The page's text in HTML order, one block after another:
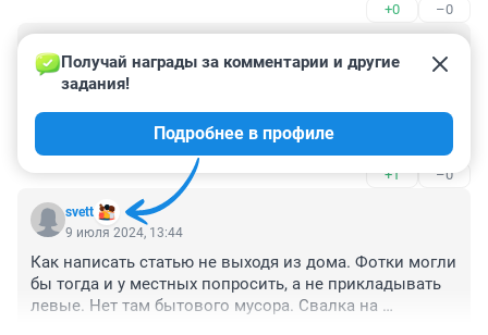
И все эти пивные-табачные точки в десяти метрах от
хоккейной коробки, где постоянно тусуются
подростки.
+0 –0
9 июля 2024, 14:38
Хожу по этой тропинке каждый день. Ничего там не
воняет, не надо выдумывать. Свалка да,
присутствует. Но она, в основном, из коробок,
ящиков, плёнки, пакетов и т.п., то есть из упаковки из
близлежащих торговых точек. Хозяин здания совсем
безответственный, летом не убирается, зимой не
чистит. Только деньги за аренду гребёт...
+1 –0
svett
Получай награды за комментарии и другие
задания!
Подробнее в профиле
9 июля 2024, 13:44
Как написать статью не выходя из дома. Фотки могли
бы тогда и у местных попросить, а не прикладывать
левые. Нет там бытового мусора. Свалка на